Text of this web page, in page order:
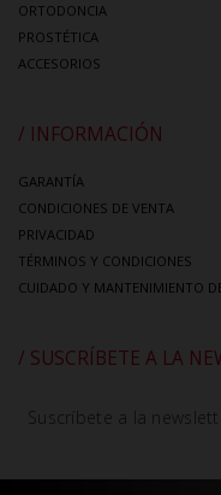
ORTODONCIA
PROSTÉTICA
ACCESORIOS
/ INFORMACIÓN
GARANTÍA
CONDICIONES DE VENTA
PRIVACIDAD
TÉRMINOS Y CONDICIONES
CUIDADO Y MANTENIMIENTO
/ SUSCRÍBETE A LA
Suscríbete a la